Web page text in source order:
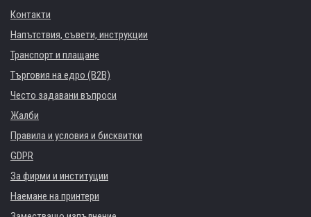
Контакти
Напътствия, съвети, инструкции
Транспорт и плащане
Търговия на едро (B2B)
Често задавани въпроси
Жалби
Правила и условия и бисквитки
GDPR
За фирми и институции
Наемане на принтери